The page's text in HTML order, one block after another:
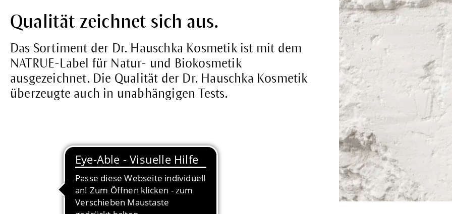
Qualität zeichnet sich aus.
Das Sortiment der Dr. Hauschka Kosmetik ist mit dem
NATRUE-Label für Natur- und Biokosmetik
ausgezeichnet. Die Qualität der Dr. Hauschka Kosmetik
überzeugte auch in unabhängigen Tests.